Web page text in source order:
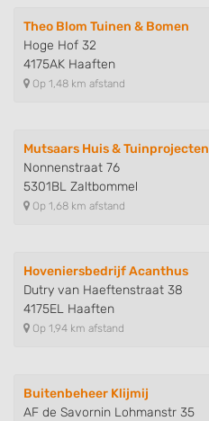
Theo Blom Tuinen & Bomen
Hoge Hof 32
4175AK Haaften
Op 1,48 km afstand
Mutsaars Huis & Tuinprojecten
Nonnenstraat 76
5301BL Zaltbommel
Op 1,68 km afstand
Hoveniersbedrijf Acanthus
Dutry van Haeftenstraat 38
4175EL Haaften
Op 1,94 km afstand
Buitenbeheer Klijmij
AF de Savornin Lohmanstr 35